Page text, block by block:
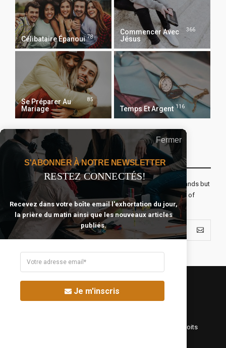
Célibataire Épanoui 78
Commencer Avec
Jésus
366
Se Préparer Au
Mariage
85
Temps Et Argent 116
Recevoir Notre Newsletter Chaque Matin
The real voyage of discovery consists not in seeking new lands but
seeing with new eyes. All journeys have secret destinations of
which the traveler is unaware.
©Fréquence Chrétienne Production 2016-2025. Tous droits
Fermer
S'ABONNER À NOTRE NEWSLETTER
RESTEZ CONNECTÉS!
Recevez dans votre boîte email l'exhortation du jour,
la prière du matin ainsi que les nouveaux articles
publiés.
Je m'inscris